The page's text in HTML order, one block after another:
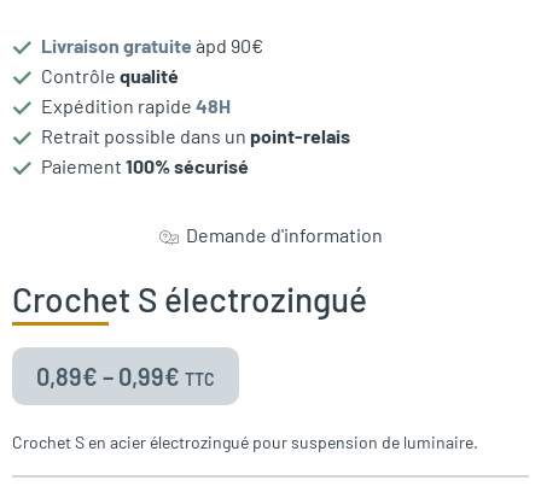
Livraison gratuite àpd 90€
Contrôle qualité
Expédition rapide 48H
Retrait possible dans un point-relais
Paiement 100% sécurisé
Demande d'information
Crochet S électrozingué
0,89€ – 0,99€ TTC
Crochet S en acier électrozingué pour suspension de luminaire.